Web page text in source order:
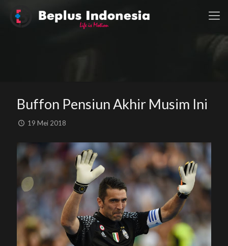
Buffon Pensiun Akhir Musim Ini
19 Mei 2018